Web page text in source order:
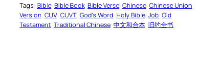
Tags: Bible Bible Book Bible Verse Chinese Chinese Union
Version CUV CUVT God’s Word Holy Bible Job Old
Testament Traditional Chinese 中文和合本 旧约全书